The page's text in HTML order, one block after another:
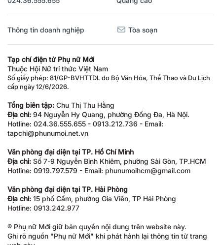
Thông tin doanh nghiệp Tòa soạn
Tạp chí điện tử Phụ nữ Mới
Thuộc Hội Nữ trí thức Việt Nam
Số giấy phép: 81/GP-BVHTTDL do Bộ Văn Hóa, Thể Thao và Du Lịch
cấp ngày 12/6/2026.
Tổng biên tập: Chu Thị Thu Hằng
Địa chỉ: 94 Nguyễn Hy Quang, phường Đống Đa, Hà Nội.
Hotline: 024.36.555.655 - 0913.212.736 - Email:
tapchi@phunumoi.net.vn
Văn phòng đại diện tại TP. Hồ Chí Minh
Địa chỉ: Số 7-9 Nguyễn Bỉnh Khiêm, phường Sài Gòn, TP.HCM
Hotline: 0919.797.579 - Email: phunumoihcm@gmail.com
Văn phòng đại diện tại TP. Hải Phòng
Địa chỉ: 15 phố Cấm, phường Gia Viên, TP Hải Phòng
Hotline: 0913.242.977
® Phụ nữ Mới giữ bản quyền nội dung trên website này.
Ghi rõ nguồn "Phụ nữ Mới" khi phát hành lại thông tin từ trang